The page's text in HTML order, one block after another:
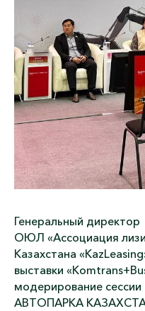
Генеральный директор
ОЮЛ «Ассоциация
Казахстана
выставки
модерирование
АВТОПАРКА